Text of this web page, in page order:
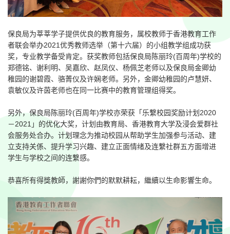
保良局为莘莘学子提供优良的教育服务，属校教师于香港教育工作
者联会举办2021优秀教师选举（第十六届）的小组教学组成功获
奖，专业教学备受肯定。获奖教师包括保良局陈丽玲(百周年)学校的
郑德铭、谢利明、吴嘉欣、赵凤仪、杨佩芝老师以及保良局金卿幼
稚园的谢碧霞、骆菁仪及许娴老师。另外，金卿幼稚园的卢慧妍、
袁敏仪及许茵老师也在同一比赛中的教育管理组得奖。
另外，保良局陈丽玲(百周年)学校亦荣获「乐繫校园奖励计划2020
－2021」的优化大奖，计划由教育局、香港教育大学及浸会爱群社
会服务处合办。计划理念为推动校园从帮助学生加强参与活动、建
立支持关係、提升学习兴趣、建立正面情绪及连繫社群五方面增进
学生与学校之间的连繫感。
恭喜所有得獎教師，謝謝你們的默默耕耘，繼續以生命影響生命。